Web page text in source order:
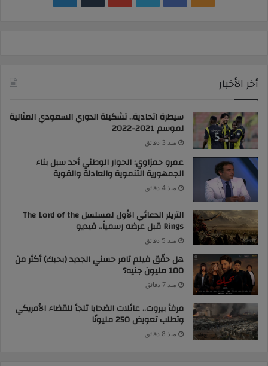
أخر الأخبار
سيطرة اتحادية.. تشكيلة الدوري السعودي المثالية
لموسم 2021-2022
منذ 3 دقائق
عمرو حمزاوي: الحوار الوطني أحد سبل بناء
الجمهورية التنموية والعادلة والقوية
منذ 4 دقائق
التريلر الدعائي الأول لمسلسل The Lord of the
Rings قبل عرضه رسمياً.. فيديو
منذ 5 دقائق
هل حقّق فيلم تامر حسني الجديد (بحبك) أكثر من
100 مليون جنيه؟
منذ 7 دقائق
مرفأ بيروت.. عائلات الضحايا تلجأ للقضاء الأمريكي
وتطلب تعويض 250 مليونًا
منذ 8 دقائق